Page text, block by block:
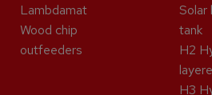
Lambdamat
Wood chip
outfeeders
Solar
tank
H2
H3